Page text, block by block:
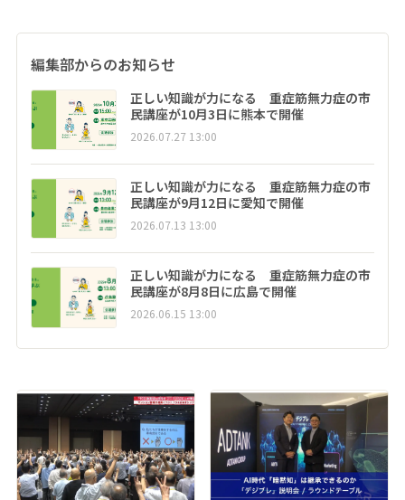
編集部からのお知らせ
正しい知識が力になる 重症筋無力症の市
民講座が10月3日に熊本で開催
2026.07.27 13:00
正しい知識が力になる 重症筋無力症の市
民講座が9月12日に愛知で開催
2026.07.13 13:00
正しい知識が力になる 重症筋無力症の市
民講座が8月8日に広島で開催
2026.06.15 13:00